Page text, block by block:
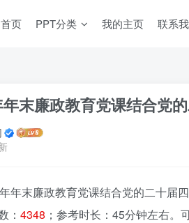
首页 PPT分类 我的主页 联系
末廉政教育党课结合党
年末廉政教育党课结合党的二十届
： 4348 ；参考时长：45分钟左右。